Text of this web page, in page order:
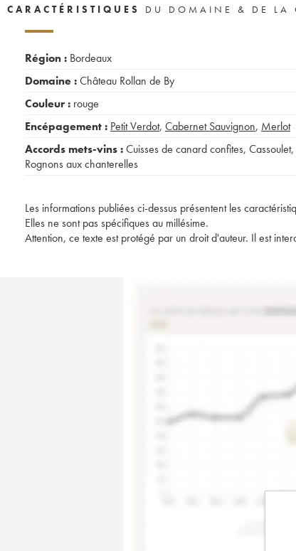
CARACTÉRISTIQUES DU DOMAINE & DE LA
Région : Bordeaux
Domaine :Château Rollan de By
Couleur : rouge
Encépagement : Petit Verdot, Cabernet Sauvignon, Merlot
Accords mets-vins :Cuisses de canard confites, Cassoulet,
Rognons aux chanterelles
Les informations publiées ci-dessus présentent les
Elles ne sont pas spécifiques au millésime.
Attention, ce texte est protégé par un droit d'auteur. Il est